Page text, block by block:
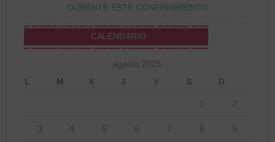
DURANTE ESTE CONFINAMIENTO
CALENDARIO
agosto 2026
L
M X J V S D
1 2
3 4 5 6 7 8 9